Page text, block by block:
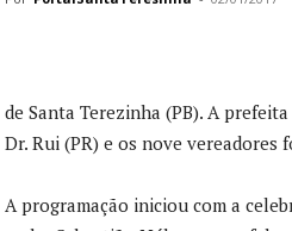
de Santa Terezinha (PB). A
Dr. Rui (PR) e os nove vereadores
A programação iniciou com a